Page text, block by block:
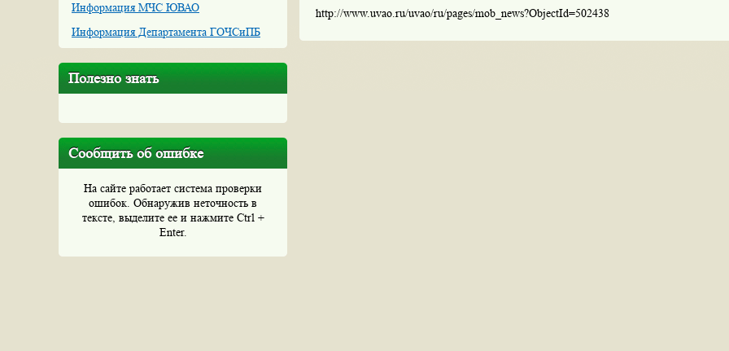
Информация МЧС ЮВАО
Информация Департамента ГОЧСиПБ
Полезно знать
Сообщить об ошибке
На сайте работает система проверки
ошибок. Обнаружив неточность в
тексте, выделите ее и нажмите Ctrl +
Enter.
http://www.uvao.ru/uvao/ru/pages/mob_news?ObjectId=502438